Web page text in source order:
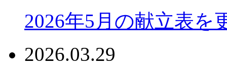
2026年5月の献立表を
2026.03.29